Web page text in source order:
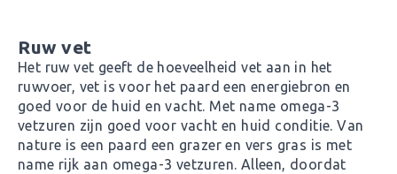
Ruw vet
Het ruw vet geeft de hoeveelheid vet aan in het
ruwvoer, vet is voor het paard een energiebron en
goed voor de huid en vacht. Met name omega-3
vetzuren zijn goed voor vacht en huid conditie. Van
nature is een paard een grazer en vers gras is met
name rijk aan omega-3 vetzuren. Alleen, doordat